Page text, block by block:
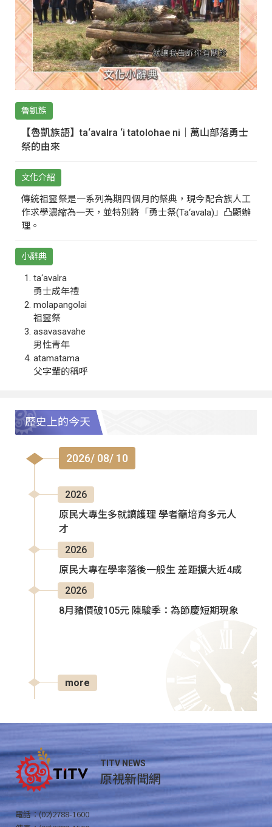
魯凱族
【魯凱族語】ta‘avalra ‘i tatolohae ni｜萬山部落勇士
祭的由來
文化介紹
傳統祖靈祭是一系列為期四個月的祭典，現今配合族人工
作求學濃縮為一天，並特別將「勇士祭(Ta‘avala)」凸顯辦
理。
小辭典
ta‘avalra
勇士成年禮
molapangolai
祖靈祭
asavasavahe
男性青年
atamatama
父字輩的稱呼
歷史上的今天
2026/ 08/ 10
2026
原民大專生多就讀護理 學者籲培育多元人
才
2026
原民大專在學率落後一般生 差距擴大近4成
2026
8月豬價破105元 陳駿季：為節慶短期現象
more
TITV NEWS
原視新聞網
電話：(02)2788-1600